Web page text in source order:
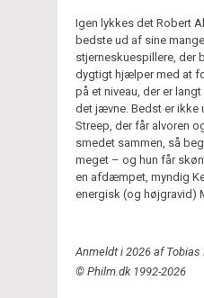
Igen lykkes det Robert
bedste ud af sine mange
stjerneskuespillere, der
dygtigt hjælper med at
på et niveau, der er
det jævne. Bedst er ikke
Streep, der får alvoren
smedet sammen, så
meget – og hun får
en afdæmpet, myndig
energisk (og højgravid)
Anmeldt i 2026 af Tobias
© Philm.dk 1992-2026